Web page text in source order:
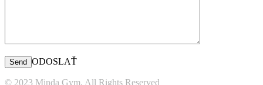
ODOSLAŤ
© 2023 Minda Gym, All Rights Reserved